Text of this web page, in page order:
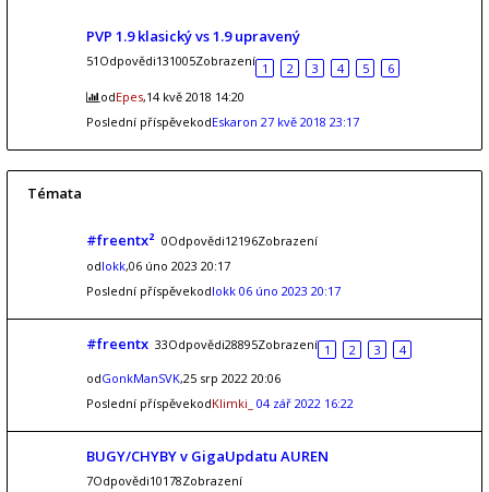
PVP 1.9 klasický vs 1.9 upravený
51Odpovědi131005Zobrazení 1 2 3 4 5
6
odEpes,14 kvě 2018 14:20
Poslední příspěvekodEskaron 27 kvě 2018 23:17
Témata
#freentx² 0Odpovědi12196Zobrazení
odlokk,06 úno 2023 20:17
Poslední příspěvekodlokk 06 úno 2023 20:17
#freentx 33Odpovědi28895Zobrazení 1 2 3
4
odGonkManSVK,25 srp 2022 20:06
Poslední příspěvekodKlimki_ 04 zář 2022 16:22
BUGY/CHYBY v GigaUpdatu AUREN
7Odpovědi10178Zobrazení